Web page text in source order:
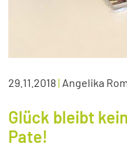
29.11.2018| Angelika
Glück bleibt
Pate!